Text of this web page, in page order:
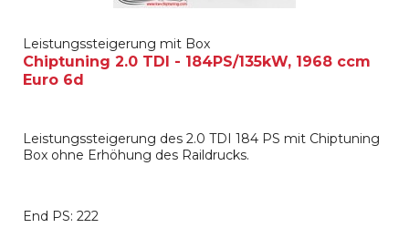
Leistungssteigerung mit Box
Chiptuning 2.0 TDI - 184PS/135kW, 1968 ccm
Euro 6d
Leistungssteigerung des 2.0 TDI 184 PS mit Chiptuning
Box ohne Erhöhung des Raildrucks.
End PS: 222